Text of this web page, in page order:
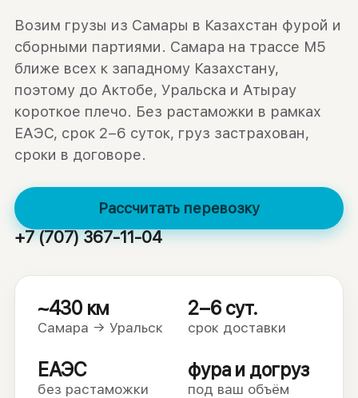
Возим грузы из Самары в Казахстан фурой и
сборными партиями. Самара на трассе М5
ближе всех к западному Казахстану,
поэтому до Актобе, Уральска и Атырау
короткое плечо. Без растаможки в рамках
ЕАЭС, срок 2–6 суток, груз застрахован,
сроки в договоре.
Рассчитать перевозку
+7 (707) 367-11-04
~430 км
Самара → Уральск
2–6 сут.
срок доставки
ЕАЭС
без растаможки
фура и догруз
под ваш объём